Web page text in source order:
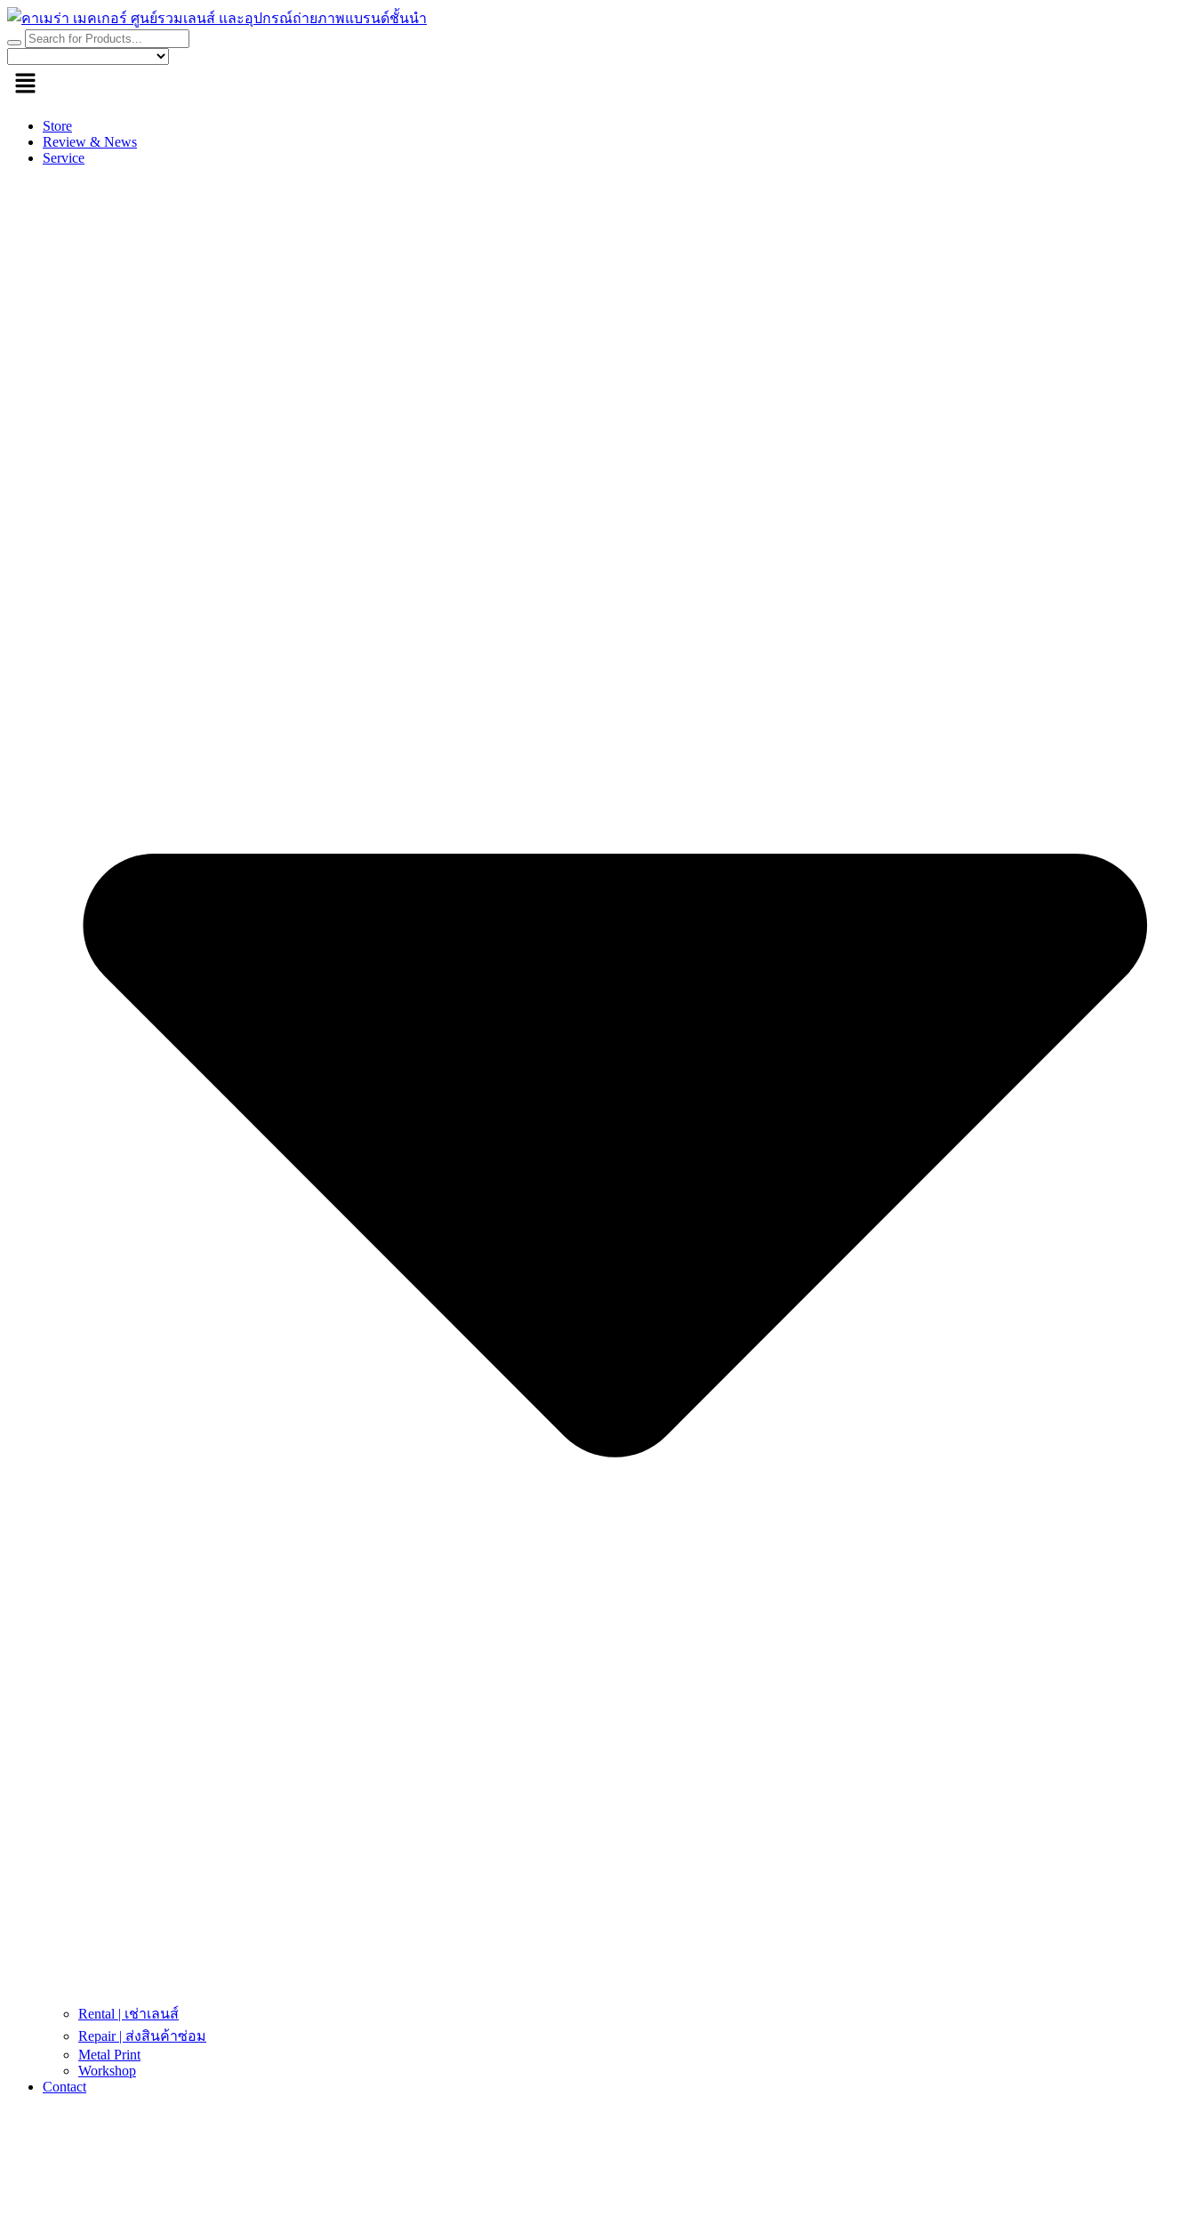
Skip
content
Store
Review & News
Service
Rental | เช่าเลนส์
Repair | ส่งสินค้าซ่อม
Metal Print
Workshop
Contact